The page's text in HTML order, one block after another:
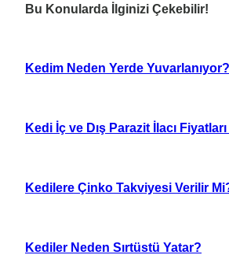
Bu Konularda İlginizi Çekebilir!
Kedim Neden Yerde Yuvarlanıyor?
Kedi İç ve Dış Parazit İlacı
Kedilere Çinko Takviyesi Verilir
Kediler Neden Sırtüstü Yatar?